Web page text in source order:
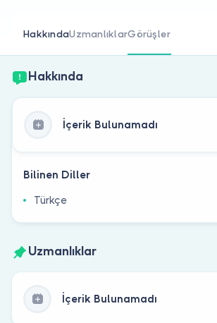
HakkındaUzmanlıklarGörüşler
Hakkında
İçerik Bulunamadı
Bilinen Diller
Türkçe
Uzmanlıklar
İçerik Bulunamadı